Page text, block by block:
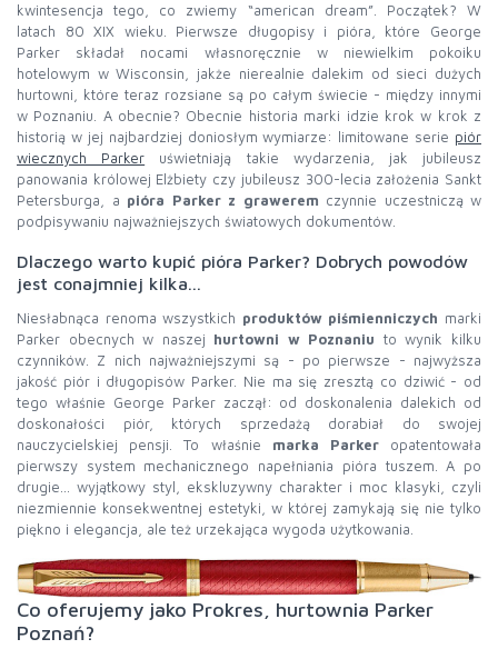
kwintesencja tego, co zwiemy “american dream”. Początek? W
latach 80 XIX wieku. Pierwsze długopisy i pióra, które George
Parker składał nocami własnoręcznie w niewielkim pokoiku
hotelowym w Wisconsin, jakże nierealnie dalekim od sieci dużych
hurtowni, które teraz rozsiane są po całym świecie - między innymi
w Poznaniu. A obecnie? Obecnie historia marki idzie krok w krok z
historią w jej najbardziej doniosłym wymiarze: limitowane serie piór
wiecznych Parker uświetniają takie wydarzenia, jak jubileusz
panowania królowej Elżbiety czy jubileusz 300-lecia założenia Sankt
Petersburga, a pióra Parker z grawerem czynnie uczestniczą w
podpisywaniu najważniejszych światowych dokumentów.
Dlaczego warto kupić pióra Parker? Dobrych powodów
jest conajmniej kilka...
Niesłabnąca renoma wszystkich produktów piśmienniczych marki
Parker obecnych w naszej hurtowni w Poznaniu to wynik kilku
czynników. Z nich najważniejszymi są - po pierwsze - najwyższa
jakość piór i długopisów Parker. Nie ma się zresztą co dziwić - od
tego właśnie George Parker zaczął: od doskonalenia dalekich od
doskonałości piór, których sprzedażą dorabiał do swojej
nauczycielskiej pensji. To właśnie marka Parkeropatentowała
pierwszy system mechanicznego napełniania pióra tuszem. A po
drugie… wyjątkowy styl, ekskluzywny charakter i moc klasyki, czyli
niezmiennie konsekwentnej estetyki, w której zamykają się nie tylko
piękno i elegancja, ale też urzekająca wygoda użytkowania.
Co oferujemy jako Prokres, hurtownia Parker
Poznań?